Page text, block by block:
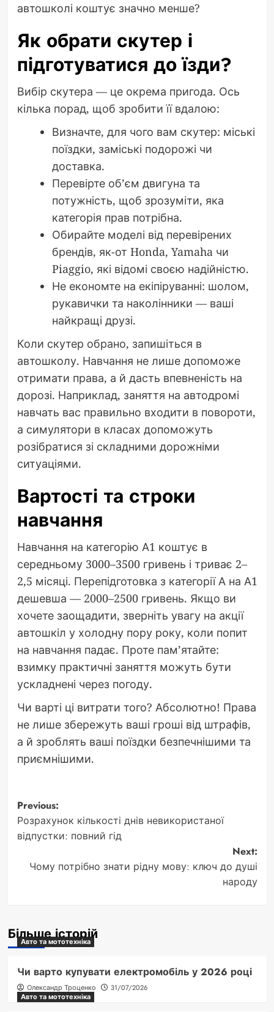
автошколі коштує значно менше?
Як обрати скутер і
підготуватися до їзди?
Вибір скутера — це окрема пригода. Ось
кілька порад, щоб зробити її вдалою:
Визначте, для чого вам скутер: міські
поїздки, заміські подорожі чи
доставка.
Перевірте об’єм двигуна та
потужність, щоб зрозуміти, яка
категорія прав потрібна.
Обирайте моделі від перевірених
брендів, як-от Honda, Yamaha чи
Piaggio, які відомі своєю надійністю.
Не економте на екіпіруванні: шолом,
рукавички та наколінники — ваші
найкращі друзі.
Коли скутер обрано, запишіться в
автошколу. Навчання не лише допоможе
отримати права, а й дасть впевненість на
дорозі. Наприклад, заняття на автодромі
навчать вас правильно входити в повороти,
а симулятори в класах допоможуть
розібратися зі складними дорожніми
ситуаціями.
Вартості та строки
навчання
Навчання на категорію А1 коштує в
середньому 3000–3500 гривень і триває 2–
2,5 місяці. Перепідготовка з категорії А на А1
дешевша — 2000–2500 гривень. Якщо ви
хочете заощадити, зверніть увагу на акції
автошкіл у холодну пору року, коли попит
на навчання падає. Проте пам’ятайте:
взимку практичні заняття можуть бути
ускладнені через погоду.
Чи варті ці витрати того? Абсолютно! Права
не лише збережуть ваші гроші від штрафів,
а й зроблять ваші поїздки безпечнішими та
приємнішими.
Post
navigation
Previous:
Розрахунок кількості днів невикористаної
відпустки: повний гід
Next:
Чому потрібно знати рідну мову: ключ до душі
народу
Більше історій
Авто та мототехніка
Чи варто купувати електромобіль у 2026 році
Олександр Троценко
31/07/2026
Авто та мототехніка